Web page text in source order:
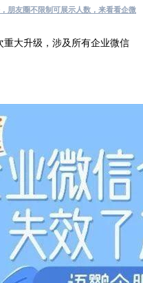
朋友圈不限制可展示人数，来看看企微
大升级，涉及所有企业微信